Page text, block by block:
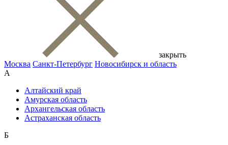
закрыть
Москва Санкт-Петербург Новосибирск и область
А
Алтайский край
Амурская область
Архангельская область
Астраханская область
Б